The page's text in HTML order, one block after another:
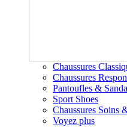
Chaussures
Chaussures
Pantoufles &
Sport Shoes
Chaussures Soins
Voyez plus